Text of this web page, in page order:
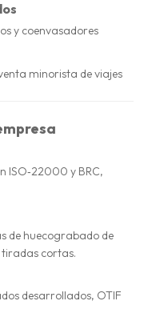
y coenvasadores
minorista de viajes
ISO‑22000 y BRC,
de huecograbado de
cortas.
desarrollados, OTIF